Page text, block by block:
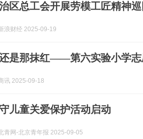
区总工会开展劳模工匠精神
浪财经 2025-09-19
是那抹红——第六实验小学志
讯 2025-09-18
儿童关爱保护活动启动
青网-北京青年报 2025-09-05